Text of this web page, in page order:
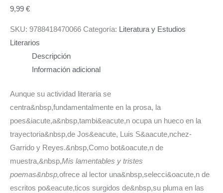
9,99 €
SKU: 9788418470066 Categoría: Literatura y Estudios
Literarios
Descripción
Información adicional
Aunque su actividad literaria se
centra&nbsp,fundamentalmente en la prosa, la
poes&iacute,a&nbsp,tambi&eacute,n ocupa un hueco en la
trayectoria&nbsp,de Jos&eacute, Luis S&aacute,nchez-
Garrido y Reyes.&nbsp,Como bot&oacute,n de
muestra,&nbsp,Mis lamentables y tristes
poemas&nbsp,ofrece al lector una&nbsp,selecci&oacute,n de
escritos po&eacute,ticos surgidos de&nbsp,su pluma en las